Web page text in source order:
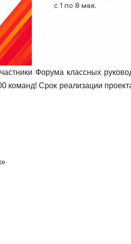
Форума классных
команд! Срок реализации